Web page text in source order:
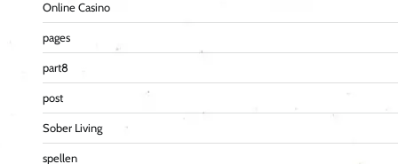
Online Casino
pages
part8
post
Sober Living
spellen